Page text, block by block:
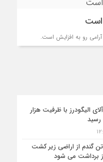
است
آرامی رو به افزایش است.
الیگودرز با ظرفیت هزار
رسید
۵۵ هزار تن گندم از اراضی زیر کشت
برداشت می شود